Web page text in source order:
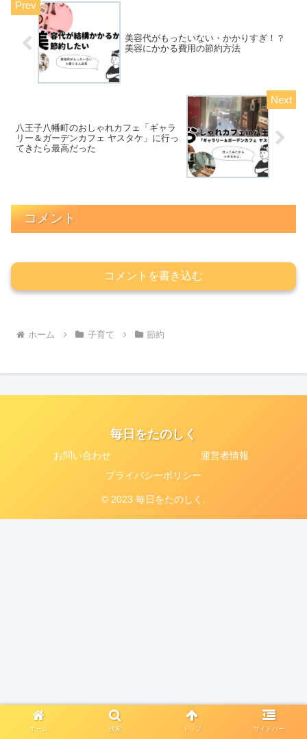
美容代がもったいない・かかりすぎ！？
美容にかかる費用の節約方法
八王子八幡町のおしゃれカフェ「ギャラ
リー＆ガーデンカフェ ヤスタケ」に行っ
てきたら最高だった
コメント
コメントを書き込む
ホーム 子育て 節約
毎日をたのしく
お問い合わせ
運営者情報
プライバシーポリシー
© 2023 毎日をたのしく.
ホーム 検索 トップ サイドバー